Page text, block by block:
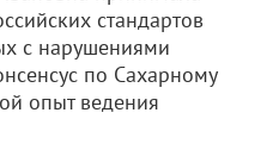
стандартов
с нарушениями
по Сахарному
опыт ведения